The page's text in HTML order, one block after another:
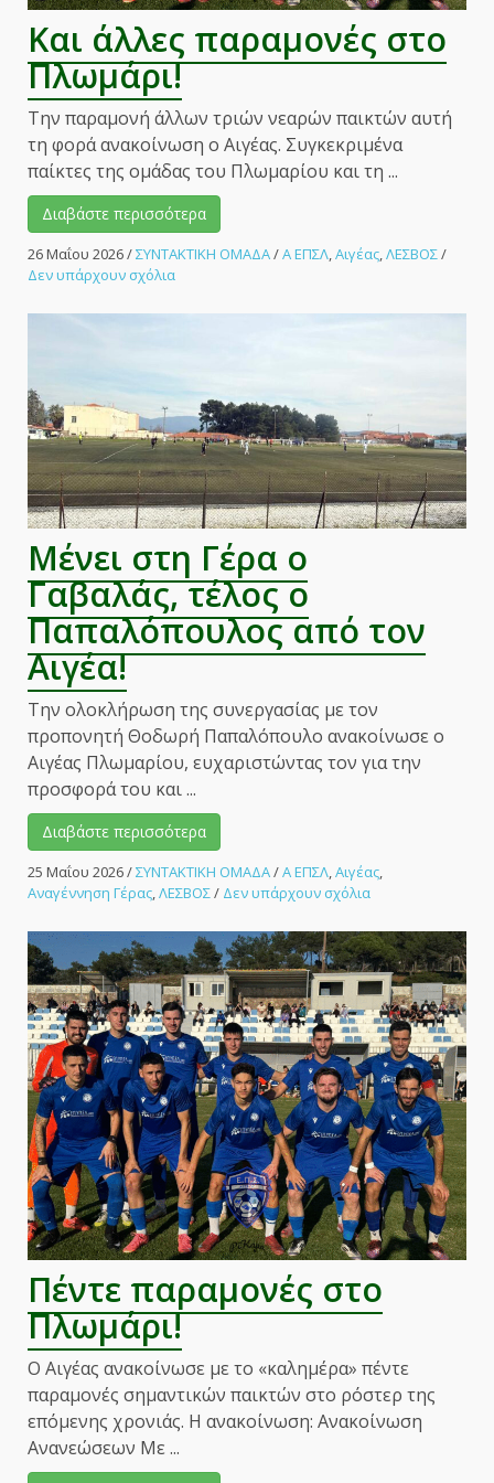
Και άλλες παραμονές στο
Πλωμάρι!
Την παραμονή άλλων τριών νεαρών παικτών αυτή
τη φορά ανακοίνωση ο Αιγέας. Συγκεκριμένα
παίκτες της ομάδας του Πλωμαρίου και τη ...
Διαβάστε περισσότερα
26 Μαΐου 2026/ΣΥΝΤΑΚΤΙΚΗ ΟΜΑΔΑ/Α ΕΠΣΛ,Αιγέας,ΛΕΣΒΟΣ/
Δεν υπάρχουν σχόλιαστο
άλλες
Μένει στη Γέρα ο
Γαβαλάς, τέλος ο
Παπαλόπουλος από τον
Αιγέα!
Την ολοκλήρωση της συνεργασίας με τον
προπονητή Θοδωρή Παπαλόπουλο ανακοίνωσε ο
Αιγέας Πλωμαρίου, ευχαριστώντας τον για την
προσφορά του και ...
Διαβάστε περισσότερα
25 Μαΐου 2026/ΣΥΝΤΑΚΤΙΚΗ ΟΜΑΔΑ/Α ΕΠΣΛ,Αιγέας,
Αναγέννηση Γέρας,ΛΕΣΒΟΣ/ Δεν υπάρχουν σχόλιαστο
στη
Γέρα
ο
Γαβαλάς,
τέλος
ο
Παπαλόπουλος
από
τον
Αιγέα!
Πέντε παραμονές στο
Πλωμάρι!
Ο Αιγέας ανακοίνωσε με το «καλημέρα» πέντε
παραμονές σημαντικών παικτών στο ρόστερ της
επόμενης χρονιάς. Η ανακοίνωση: Ανακοίνωση
Ανανεώσεων Με ...